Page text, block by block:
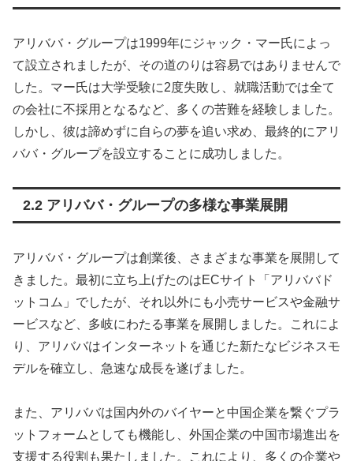
アリババ・グループは1999年にジャック・マー氏によっ
て設立されましたが、その道のりは容易ではありませんで
した。マー氏は大学受験に2度失敗し、就職活動では全て
の会社に不採用となるなど、多くの苦難を経験しました。
しかし、彼は諦めずに自らの夢を追い求め、最終的にアリ
ババ・グループを設立することに成功しました。
2.2 アリババ・グループの多様な事業展開
アリババ・グループは創業後、さまざまな事業を展開して
きました。最初に立ち上げたのはECサイト「アリババド
ットコム」でしたが、それ以外にも小売サービスや金融サ
ービスなど、多岐にわたる事業を展開しました。これによ
り、アリババはインターネットを通じた新たなビジネスモ
デルを確立し、急速な成長を遂げました。
また、アリババは国内外のバイヤーと中国企業を繋ぐプラ
ットフォームとしても機能し、外国企業の中国市場進出を
支援する役割も果たしました。これにより、多くの企業や